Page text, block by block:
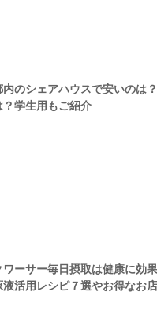
内のシェアハウスで安いのは
？学生用もご紹介
ワーサー毎日摂取は健康に効
液活用レシピ７選やお得なお